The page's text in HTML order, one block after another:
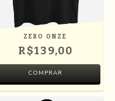
ZERO ONZE
R$139,00
COMPRAR